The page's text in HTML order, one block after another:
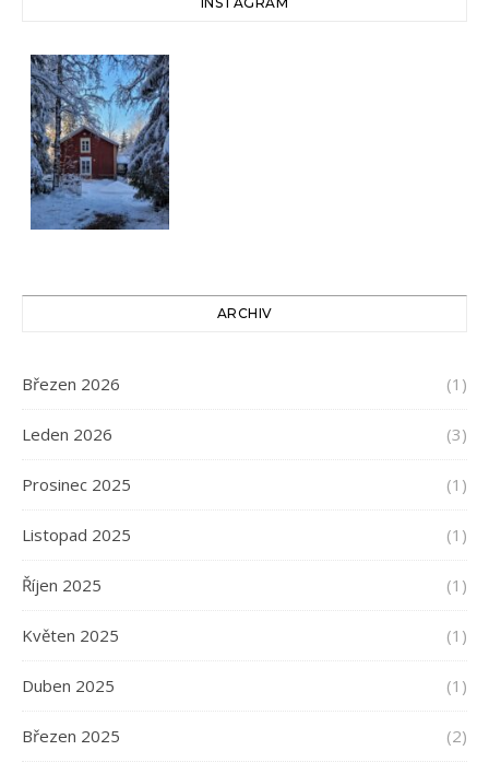
ARCHIV
Březen 2026 (1)
Leden 2026 (3)
Prosinec 2025 (1)
Listopad 2025 (1)
Říjen 2025 (1)
Květen 2025 (1)
Duben 2025 (1)
Březen 2025 (2)